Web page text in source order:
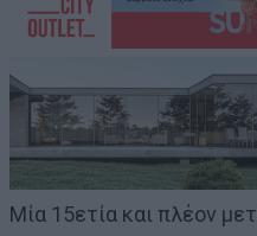
Μία 15ετία και πλέον